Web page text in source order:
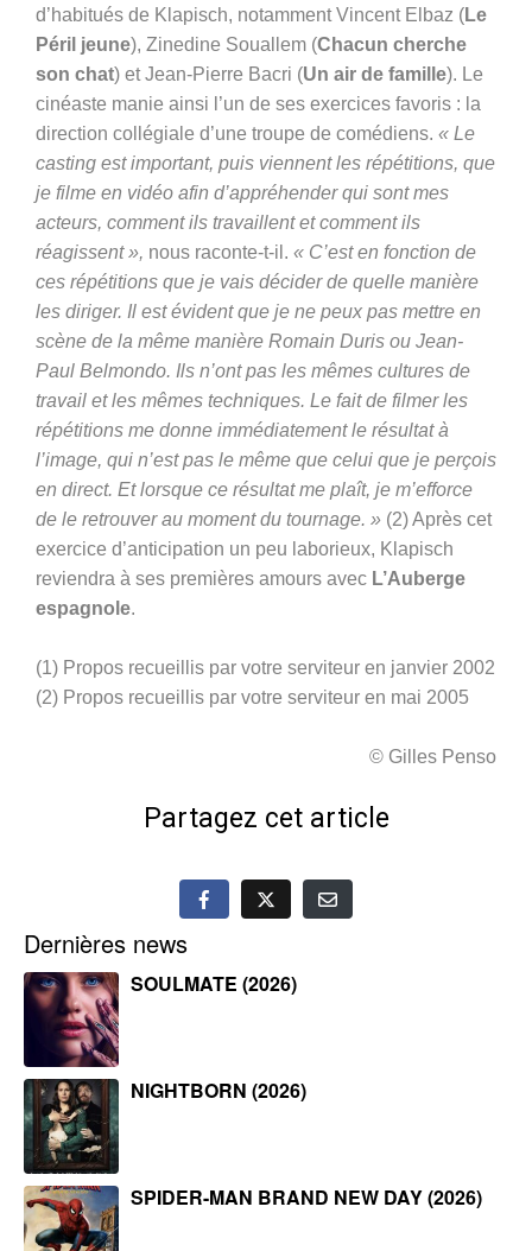
d’habitués de Klapisch, notamment Vincent Elbaz (Le
Péril jeune), Zinedine Souallem (Chacun cherche
son chat) et Jean-Pierre Bacri (Un air de famille). Le
cinéaste manie ainsi l’un de ses exercices favoris : la
direction collégiale d’une troupe de comédiens. « Le
casting est important, puis viennent les répétitions, que
je filme en vidéo afin d’appréhender qui sont mes
acteurs, comment ils travaillent et comment ils
réagissent », nous raconte-t-il. « C’est en fonction de
ces répétitions que je vais décider de quelle manière
les diriger. Il est évident que je ne peux pas mettre en
scène de la même manière Romain Duris ou Jean-
Paul Belmondo. Ils n’ont pas les mêmes cultures de
travail et les mêmes techniques. Le fait de filmer les
répétitions me donne immédiatement le résultat à
l’image, qui n’est pas le même que celui que je perçois
en direct. Et lorsque ce résultat me plaît, je m’efforce
de le retrouver au moment du tournage. » (2) Après cet
exercice d’anticipation un peu laborieux, Klapisch
reviendra à ses premières amours avec L’Auberge
espagnole.
(1) Propos recueillis par votre serviteur en janvier 2002
(2) Propos recueillis par votre serviteur en mai 2005
© Gilles Penso
Partagez cet article
Dernières news
SOULMATE (2026)
NIGHTBORN (2026)
SPIDER-MAN BRAND NEW DAY (2026)